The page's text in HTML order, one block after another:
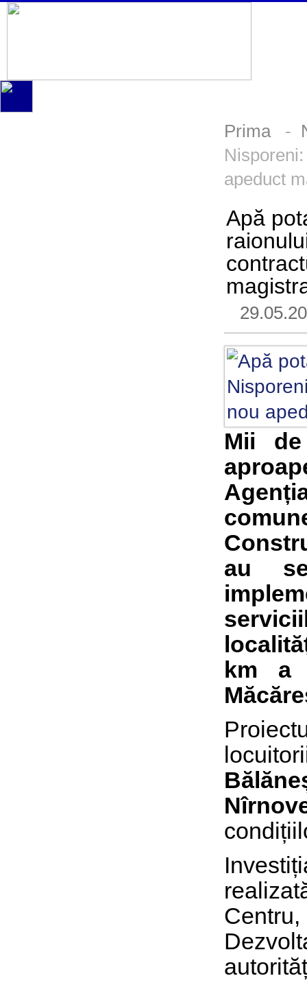
Prima-
apeduct
Apă
Mii
au
km a